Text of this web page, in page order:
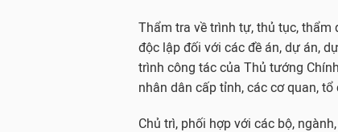
Thẩm tra về trình tự, thủ tục, thẩm
độc lập đối với các đề án, dự án,
trình công tác của Thủ tướng
nhân dân cấp tỉnh, các cơ quan,
Chủ trì, phối hợp với các bộ,